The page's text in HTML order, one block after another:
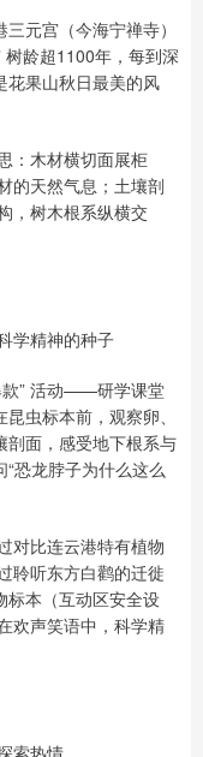
元宫（今海宁禅寺）
龄超1100年，每到深
花果山秋日最美的风
：木材横切面展柜
的天然气息；土壤剖
，树木根系纵横交
学精神的种子
款” 活动——研学课堂
虫标本前，观察卵、
剖面，感受地下根系与
恐龙脖子为什么这么
对比连云港特有植物
聆听东方白鹳的迁徙
标本（互动区安全设
欢声笑语中，科学精
索热情